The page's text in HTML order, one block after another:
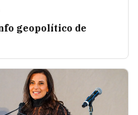
geopolítico de